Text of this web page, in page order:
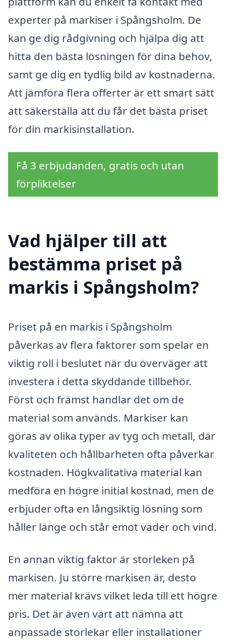
experter på markiser i Spångsholm. De
kan ge dig rådgivning och hjälpa dig att
hitta den bästa lösningen för dina behov,
samt ge dig en tydlig bild av kostnaderna.
Att jämföra flera offerter är ett smart sätt
att säkerställa att du får det bästa priset
för din markisinstallation.
Få 3 erbjudanden, gratis och utan
förpliktelser
Vad hjälper till att
bestämma priset på
markis i Spångsholm?
Priset på en markis i Spångsholm
påverkas av flera faktorer som spelar en
viktig roll i beslutet när du överväger att
investera i detta skyddande tillbehör.
Först och främst handlar det om de
material som används. Markiser kan
göras av olika typer av tyg och metall, där
kvaliteten och hållbarheten ofta påverkar
kostnaden. Högkvalitativa material kan
medföra en högre initial kostnad, men de
erbjuder ofta en långsiktig lösning som
håller länge och står emot väder och vind.
En annan viktig faktor är storleken på
markisen. Ju större markisen är, desto
mer material krävs vilket leda till ett högre
pris. Det är även värt att nämna att
anpassade storlekar eller installationer